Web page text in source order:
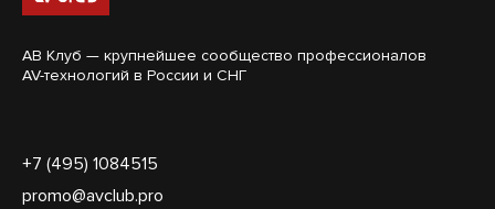
АВ Клуб — крупнейшее сообщество профессионалов
AV-технологий в России и СНГ
+7 (495) 1084515
promo@avclub.pro